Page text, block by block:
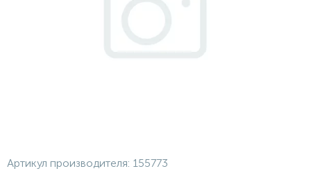
Артикул производителя: 155773